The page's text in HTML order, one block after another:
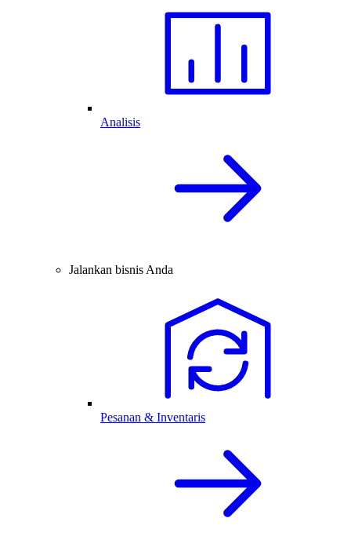
Analisis
Jalankan bisnis Anda
Pesanan & Inventaris